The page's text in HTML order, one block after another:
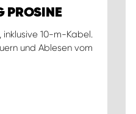
PROSINE
inklusive 10-m-Kabel.
und Ablesen vom